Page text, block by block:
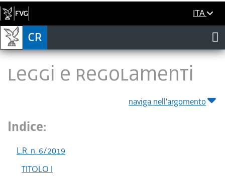
ITA
LEGGI E REGOLAMENTI
naviga nell'argomento
Indice:
L.R. n. 6/2019
TITOLO I